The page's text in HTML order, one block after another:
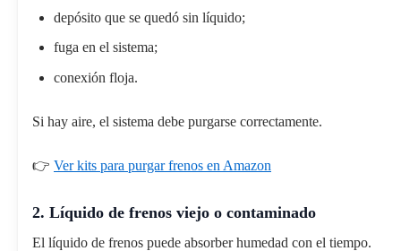
depósito que se quedó sin líquido;
fuga en el sistema;
conexión floja.
Si hay aire, el sistema debe purgarse correctamente.
👉 Ver kits para purgar frenos en Amazon
2. Líquido de frenos viejo o contaminado
El líquido de frenos puede absorber humedad con el tiempo.